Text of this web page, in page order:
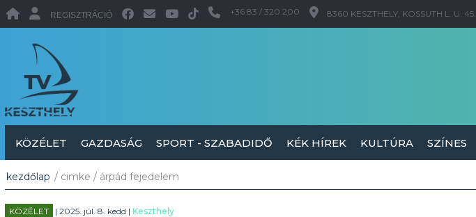
REGISZTRÁCIÓ +36 83 / 320 200 8360 KESZTHELY, KOSSUTH L. U. 45.
KÖZÉLET GAZDASÁG SPORT - SZABADIDŐ KÉK HÍREK KULTÚRA SZÍNES
kezdőlap / cimke / árpád fejedelem
KÖZÉLET | 2025. júl. 8. kedd | Keszthely